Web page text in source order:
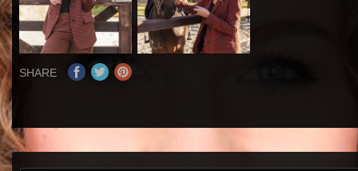
SHARE